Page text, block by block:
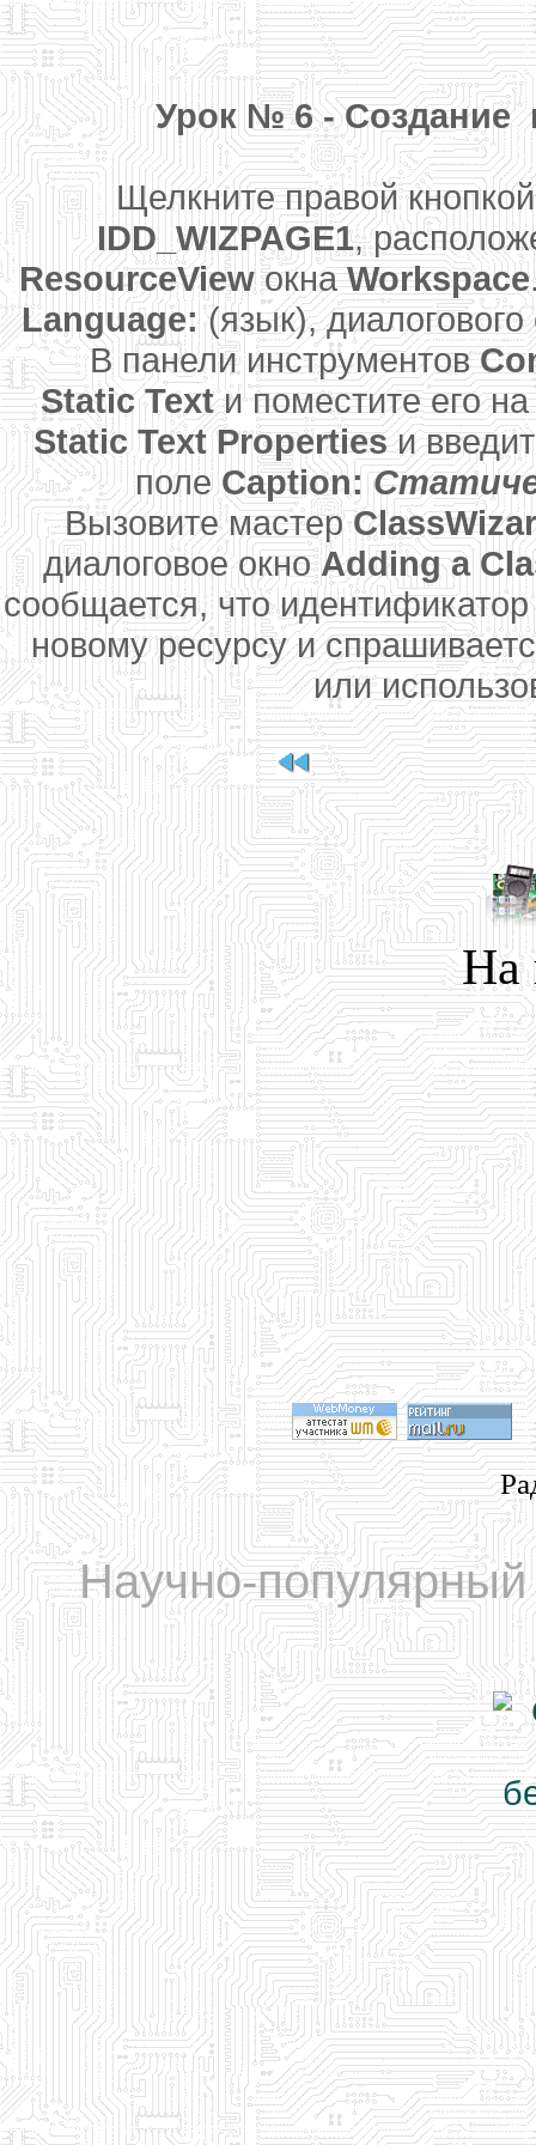
Урок № 6 - Создание
Щелкните правой кнопкой
IDD_WIZPAGE1,
ResourceViewокнаWorkspace
Language:(язык),
В панели инструментов
Static Textи поместите его на
Static Text Propertiesи
полеCaption:
Вызовите мастер
диалоговое окноAdding a
сообщается, что
новому ресурсу и
или
На
Научно-популярный